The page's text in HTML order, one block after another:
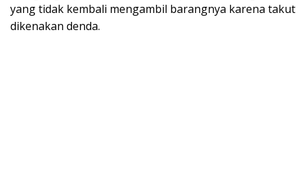
yang tidak kembali mengambil barangnya karena takut
dikenakan denda.